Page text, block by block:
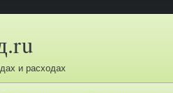
и расходах